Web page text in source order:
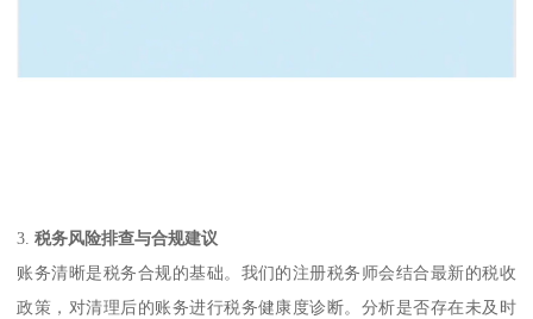
3.税务风险排查与合规建议
账务清晰是税务合规的基础。我们的注册税务师会结合最新的税收
政策，对清理后的账务进行税务健康度诊断。分析是否存在未及时